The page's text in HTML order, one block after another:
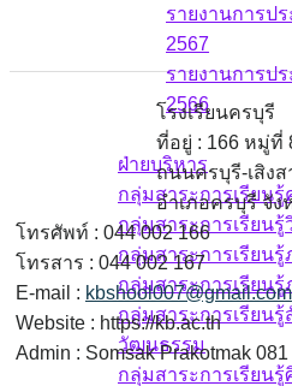
รายงานการป
2567
รายงานการป
2566
ฝ่ายบริหาร
กลุ่มสาระการเรียน
กลุ่มสาระการเรียน
กลุ่มสาระการเรียนรู้
กลุ่มสาระการเรียนรู้
กลุ่มสาระการเรียน
วัฒนธรรม
กลุ่มสาระการเรียนรู้
โรงเรียนครบุรี
ที่อยู่ : 166 หมู่ที่
ถนนครบุรี-เสิง
อำเภอครบุรี จั
โทรศัพท์ : 044 002 166
โทรสาร : 044 002 167
E-mail : kbshool007@gmail.com
Website : https://kb.ac.th
Admin : Somsak Prakotmak